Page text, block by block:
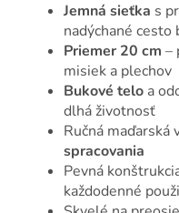
Jemná sieťka s
nadýchané cesto
Priemer 20 cm –
misiek a plechov
Bukové telo a
dlhá životnosť
Ručná maďarská
spracovania
Pevná
každodenné